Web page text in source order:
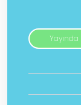
Yayında